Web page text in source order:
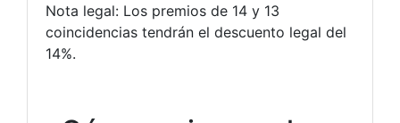
Nota legal: Los premios de 14 y 13
coincidencias tendrán el descuento legal del
14%.